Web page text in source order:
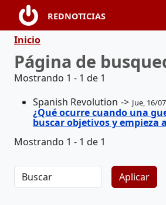
Pasar al contenido principal
REDNOTICIAS
Ruta de navegación
Inicio
Página de
Mostrando 1 - 1 de 1
Spanish Revolution
Jue, 16/
¿Qué ocurre cuando una
buscar objetivos y empieza
Mostrando 1 - 1 de 1